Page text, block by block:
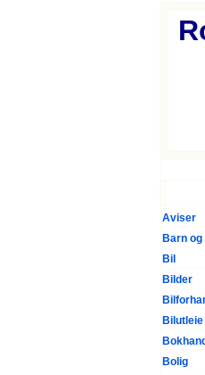
Aviser
Barn og
Bil
Bilder
Bilutleie
Bolig